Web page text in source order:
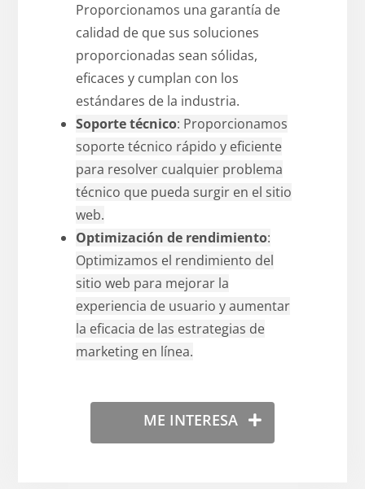
Proporcionamos una garantía de
calidad de que sus soluciones
proporcionadas sean sólidas,
eficaces y cumplan con los
estándares de la industria.
Soporte técnico: Proporcionamos
soporte técnico rápido y eficiente
para resolver cualquier problema
técnico que pueda surgir en el sitio
web.
Optimización de rendimiento:
Optimizamos el rendimiento del
sitio web para mejorar la
experiencia de usuario y aumentar
la eficacia de las estrategias de
marketing en línea.
ME INTERESA